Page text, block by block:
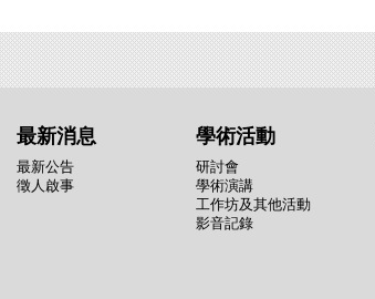
最新消息
最新公告
徵人啟事
學術活動
研討會
學術演講
工作坊及其他活動
影音記錄